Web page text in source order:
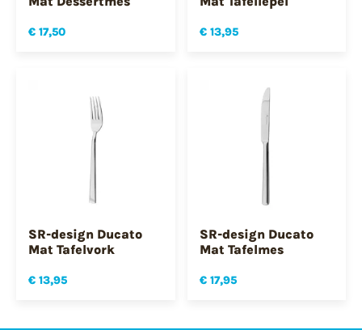
€ 17,50 € 13,95
SR-design Ducato
Mat Tafelvork
€ 13,95
SR-design Ducato
Mat Tafelmes
€ 17,95